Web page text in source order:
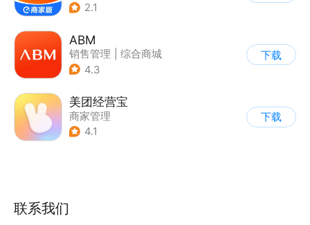
2.1
ABM
销售管理
综合商城
| 其他
4.3
下载
美团经营宝
商家管理
4.1
下载
联系我们